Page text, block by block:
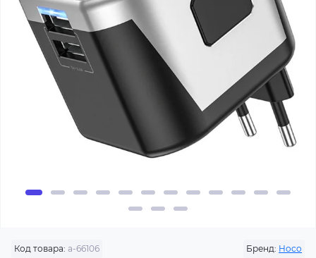
Код товара: a-66106 Бренд: Hoco